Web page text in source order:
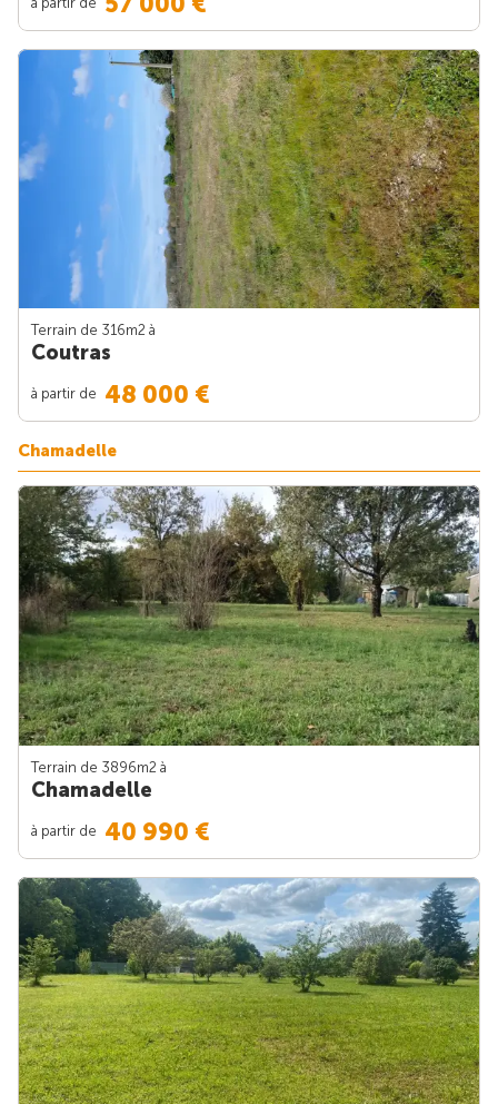
Terrain de 316m2 à
Coutras
à partir de 48 000 €
Chamadelle
Terrain de 3896m2 à
Chamadelle
à partir de 40 990 €